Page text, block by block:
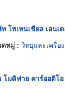
โพเทนเชียล เอนเ
หมู่ : วิทยุและเครื่อง
โมดิฟาย คาร์ออดิโ